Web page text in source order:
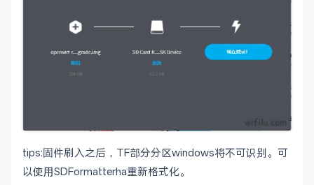
tips:固件刷入之后，TF部分分区windows将不可识别。可
以使用SDFormatterha重新格式化。